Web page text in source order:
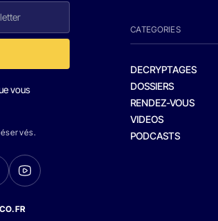
vous
CATEGORIES
DECRYPTAGES
DOSSIERS
RENDEZ-VOUS
VIDEOS
PODCASTS